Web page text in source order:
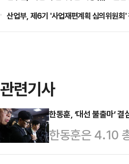
산업부, 제6기 '사업재편계획 심의위원회'
관련기사
한동훈, ‘대선 불출마’
한동훈은 4.10
말했었다고 한